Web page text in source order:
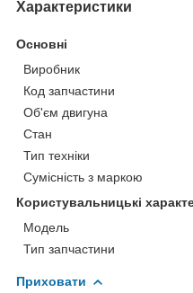
Характеристики
Основні
Виробник
Код запчастини
Об'єм двигуна
Стан
Тип техніки
Сумісність з маркою
Користувальницькі
Мoдель
Тип запчастини
Приховати